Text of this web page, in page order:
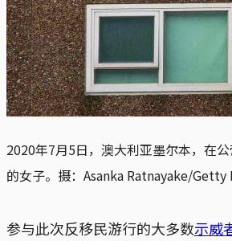
2020年7月5日，澳大利亚墨尔本，在
的女子。摄：Asanka Ratnayake/Getty
参与此次反移民游行的大多数示威